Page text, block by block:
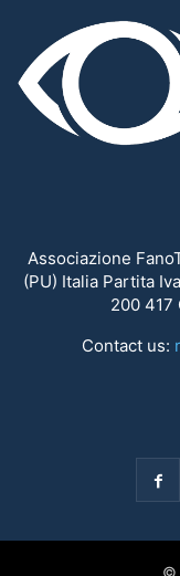
Associazione
(PU) Italia Partita
200 417
Contact us: